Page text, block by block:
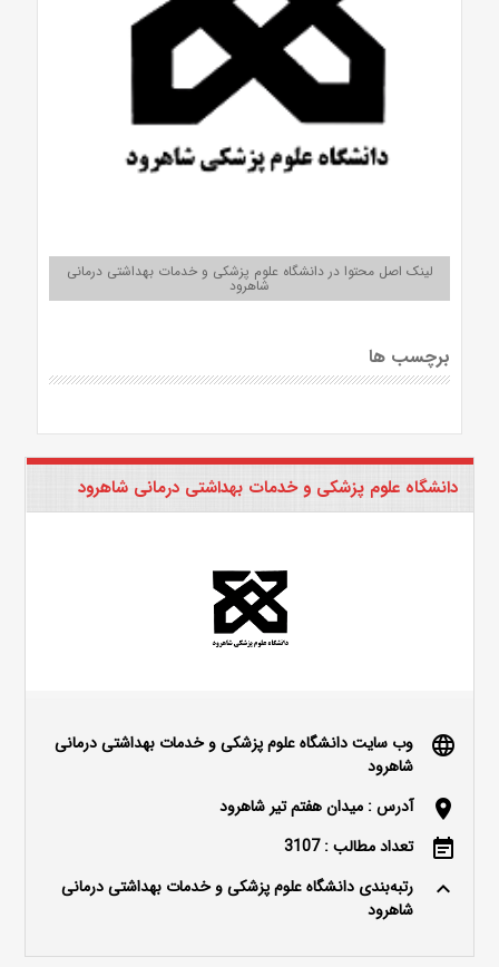
لینک اصل محتوا در دانشگاه علوم پزشکی و خدمات بهداشتی درمانی
شاهرود
برچسب ها
دانشگاه علوم پزشکی و خدمات بهداشتی درمانی شاهرود
language
وب سایت دانشگاه علوم پزشکی و خدمات بهداشتی درمانی
شاهرود
location_on آدرس : میدان هفتم تیر شاهرود
event_note تعداد مطالب : 3107
keyboard_arrow_up
رتبه‌بندی دانشگاه علوم پزشکی و خدمات بهداشتی درمانی
شاهرود